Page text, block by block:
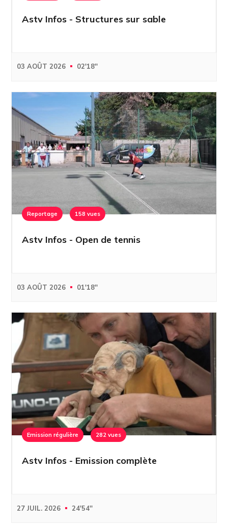
Astv Infos - Structures sur sable
03 AOÛT 2026 02'18''
Reportage 158 vues
Astv Infos - Open de tennis
03 AOÛT 2026 01'18''
Emission régulière 282 vues
Astv Infos - Emission complète
27 JUIL. 2026 24'54''